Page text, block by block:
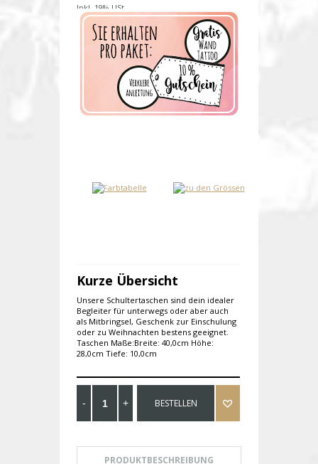
Inkl. 19% USt.
Versandkosten
Produktnummer:tsu84-E
Verfügbarkeit:Auf Lager
Lieferzeit: 1-2 Werktage
Kurze Übersicht
Unsere Schultertaschen sind dein idealer
Begleiter für unterwegs oder aber auch
als Mitbringsel, Geschenk zur Einschulung
oder zu Weihnachten bestens geeignet.
Taschen Maße:Breite: 40,0cm Höhe:
28,0cm Tiefe: 10,0cm
BESTELLEN
PRODUKTBESCHREIBUNG